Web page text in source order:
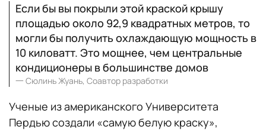
Если бы вы покрыли этой краской крышу
площадью около 92,9 квадратных метров, то
могли бы получить охлаждающую мощность в
10 киловатт. Это мощнее, чем центральные
кондиционеры в большинстве домов
一 Сюлинь Жуань, Соавтор разработки
Ученые из американского Университета
Пердью создали «самую белую краску»,